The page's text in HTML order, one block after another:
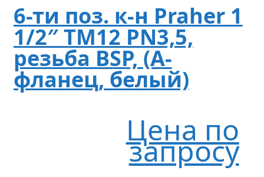
6-ти поз. к-н Praher 1
1/2″ TM12 PN3,5,
резьба BSP, (A-
фланец, белый)
Цена по
запросу